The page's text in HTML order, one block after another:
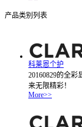
产品类别列表
科莱恩个护
20160829的全
来无限精彩！
More>>